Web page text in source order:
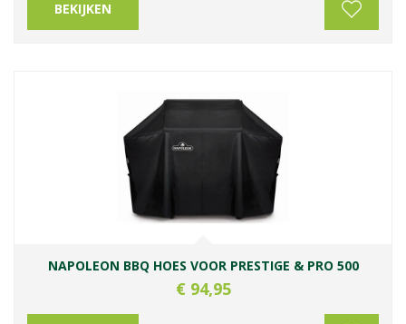
BEKIJKEN
NAPOLEON BBQ HOES VOOR PRESTIGE & PRO 500
€ 94,95